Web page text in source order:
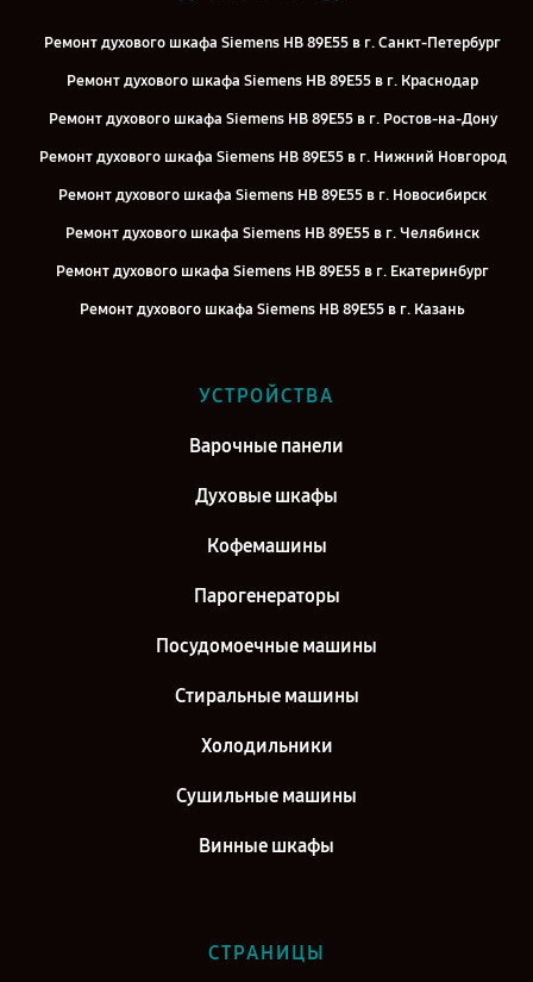
Ремонт духового шкафа Siemens HB 89E55 в г. Санкт-Петербург
Ремонт духового шкафа Siemens HB 89E55 в г. Краснодар
Ремонт духового шкафа Siemens HB 89E55 в г. Ростов-на-Дону
Ремонт духового шкафа Siemens HB 89E55 в г. Нижний Новгород
Ремонт духового шкафа Siemens HB 89E55 в г. Новосибирск
Ремонт духового шкафа Siemens HB 89E55 в г. Челябинск
Ремонт духового шкафа Siemens HB 89E55 в г. Екатеринбург
Ремонт духового шкафа Siemens HB 89E55 в г. Казань
Ремонт духового шкафа Siemens HB 89E55 в г. Саратов
Ремонт духового шкафа Siemens HB 89E55 в г. Киров
УСТРОЙСТВА
Варочные панели
Духовые шкафы
Кофемашины
Парогенераторы
Посудомоечные машины
Стиральные машины
Холодильники
Сушильные машины
Винные шкафы
СТРАНИЦЫ